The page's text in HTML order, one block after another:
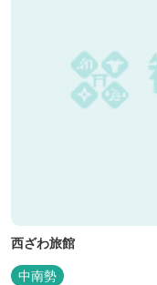
西ざわ旅館
中南勢